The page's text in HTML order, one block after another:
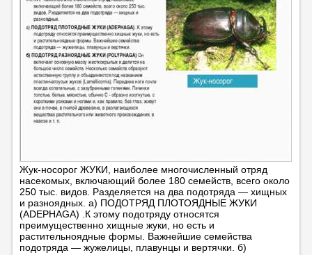
Жук-носорог ЖУКИ, наиболее многочисленный отряд
насекомых, включающий более 180 семейств, всего около
250 тыс. видов. Разделяется на два подотряда — хищных
и разноядных. а) ПОДОТРЯД ПЛОТОЯДНЫЕ ЖУКИ
(ADEPHAGA) .К этому подотряду относятся
преимущественно хищные жуки, но есть и
растительноядные формы. Важнейшие семейства
подотряда — жужелицы, плавунцы и вертячки. б)